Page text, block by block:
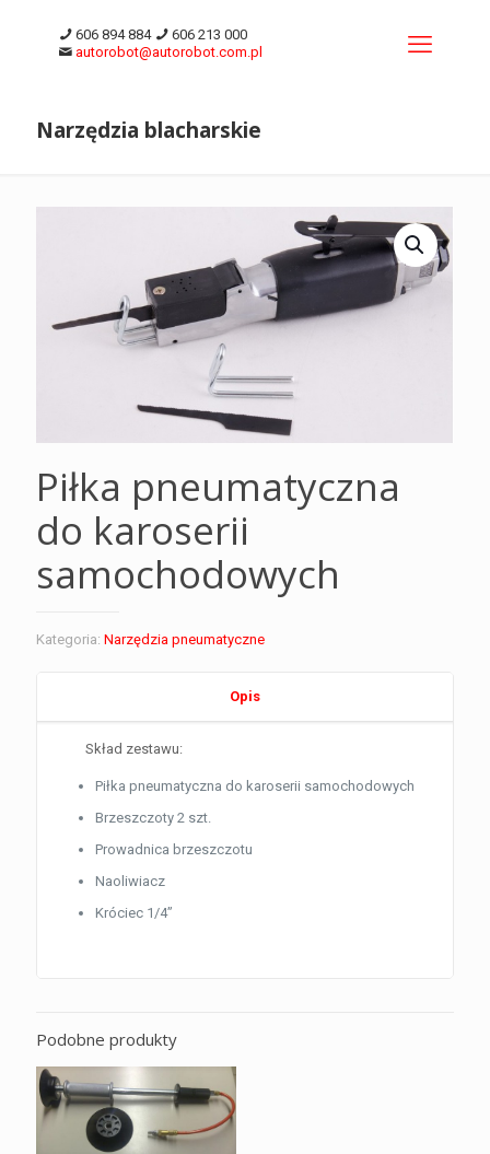
606 894 884
606 213 000
autorobot@autorobot.com.pl
Narzędzia blacharskie
Piłka pneumatyczna
do karoserii
samochodowych
Kategoria: Narzędzia pneumatyczne
Opis
Skład zestawu:
Piłka pneumatyczna do karoserii samochodowych
Brzeszczoty 2 szt.
Prowadnica brzeszczotu
Naoliwiacz
Króciec 1/4”
Podobne produkty